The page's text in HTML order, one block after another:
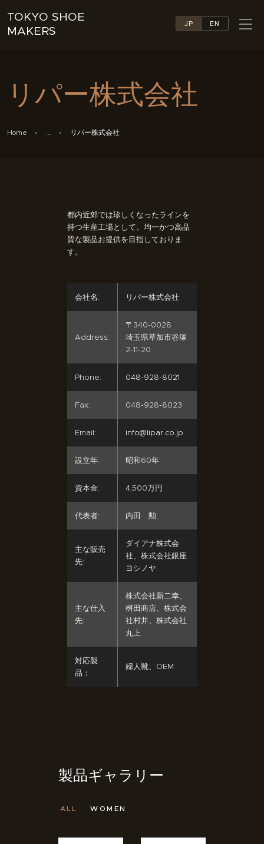
TOKYO SHOE
MAKERS
JP EN
リパー株式会社
Home ... リパー株式会社
COMPANY LIST
COLLECTIONS
LINKS
都内近郊では珍しくなったラインを
持つ生産工場として。均一かつ高品
質な製品お提供を目指しておりま
す。
会社名: リパー株式会社
Address:
〒340-0028
埼玉県草加市谷塚
2-11-20
Phone: 048-928-8021
Fax: 048-928-8023
Email: info@lipar.co.jp
設立年: 昭和60年
資本金: 4,500万円
代表者: 内田 勲
主な販売
先:
ダイアナ株式会
社、株式会社銀座
ヨシノヤ
主な仕入
先:
株式会社新二幸、
桝田商店、株式会
社村井、株式会社
丸上
対応製
品：
婦人靴、OEM
製品ギャラリー
ALL WOMEN